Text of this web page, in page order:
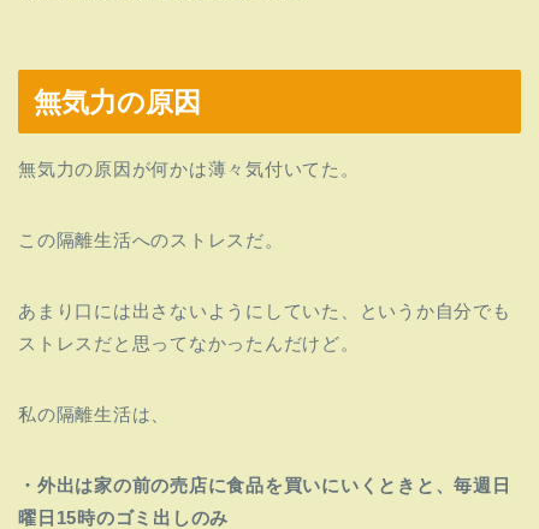
無気力の原因
無気力の原因が何かは薄々気付いてた。
この隔離生活へのストレスだ。
あまり口には出さないようにしていた、というか自分でも
ストレスだと思ってなかったんだけど。
私の隔離生活は、
・外出は家の前の売店に食品を買いにいくときと、毎週日
曜日15時のゴミ出しのみ